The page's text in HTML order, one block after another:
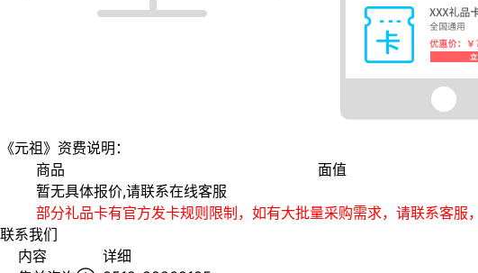
《元祖》资费说明：
商品
面值
暂无具体报价,请联系在线客服
部分礼品卡有官方发卡规则限制，如有大批量采购需求，请联系客
联系我们
内容
详细